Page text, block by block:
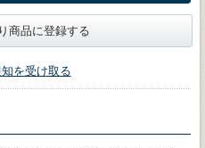
商品に登録する
知を受け取る